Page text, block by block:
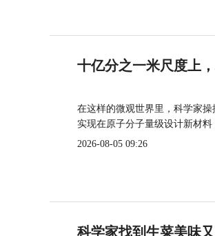
十亿分之一米尺度上
在这样的微观世界里，科学家
实现在原子分子量级设计新材
2026-08-05 09:26
科学家找到生菜美味